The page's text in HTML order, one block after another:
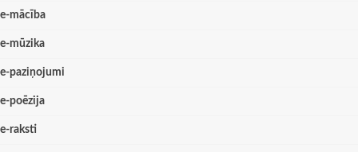
e-mācība
e-mūzika
e-paziņojumi
e-poēzija
e-raksti